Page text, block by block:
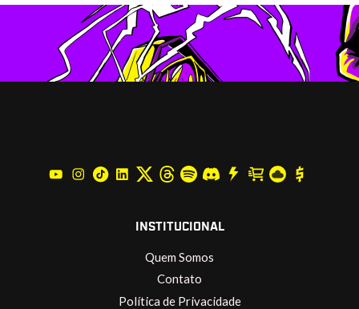
INSTITUCIONAL
Quem Somos
Contato
Política de Privacidade